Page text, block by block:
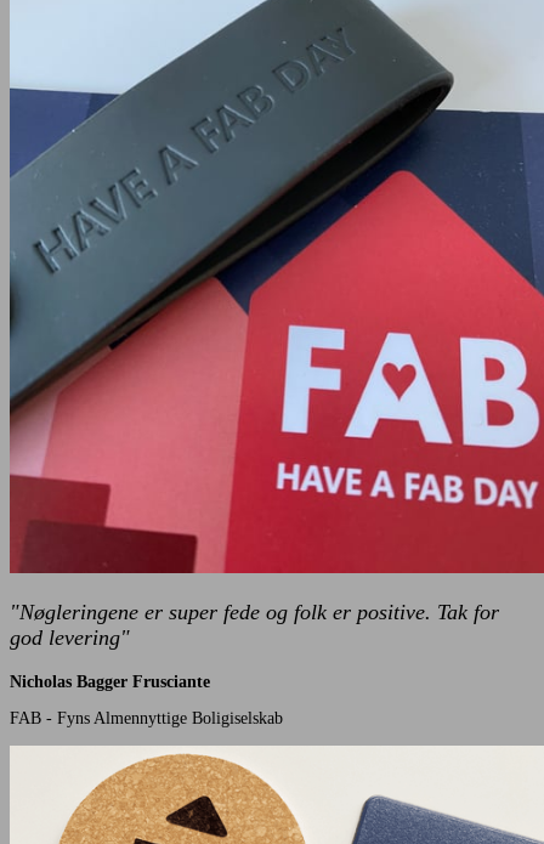
"Nøgleringene er super fede og folk er positive. Tak for
god levering"
Nicholas Bagger Frusciante
FAB - Fyns Almennyttige Boligiselskab